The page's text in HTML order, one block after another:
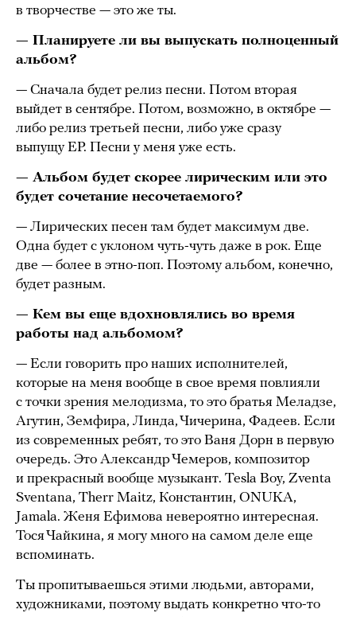
в творчестве — это же ты.
— Планируете ли вы выпускать полноценный
альбом?
— Сначала будет релиз песни. Потом вторая
выйдет в сентябре. Потом, возможно, в октябре —
либо релиз третьей песни, либо уже сразу
выпущу EP. Песни у меня уже есть.
— Альбом будет скорее лирическим или это
будет сочетание несочетаемого?
— Лирических песен там будет максимум две.
Одна будет с уклоном чуть-чуть даже в рок. Еще
две — более в этно-поп. Поэтому альбом, конечно,
будет разным.
— Кем вы еще вдохновлялись во время
работы над альбомом?
— Если говорить про наших исполнителей,
которые на меня вообще в свое время повлияли
с точки зрения мелодизма, то это братья Меладзе,
Агутин, Земфира, Линда, Чичерина, Фадеев. Если
из современных ребят, то это Ваня Дорн в первую
очередь. Это Александр Чемеров, композитор
и прекрасный вообще музыкант. Tesla Boy, Zventa
Sventana, Therr Maitz, Константин, ONUKA,
Jamala. Женя Ефимова невероятно интересная.
Тося Чайкина, я могу много на самом деле еще
вспоминать.
Ты пропитываешься этими людьми, авторами,
художниками, поэтому выдать конкретно что-то